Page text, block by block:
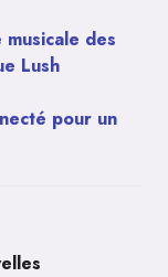
des
Lush
pour un